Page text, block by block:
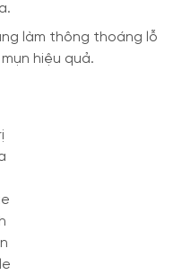
làm thông thoáng lỗ
hiệu quả.